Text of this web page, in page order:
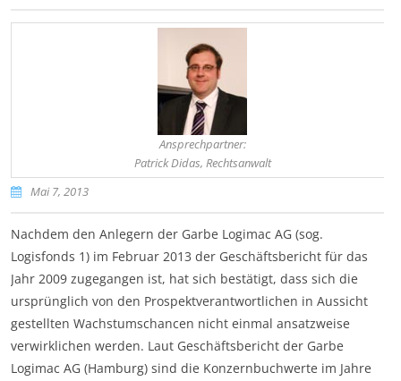
Ansprechpartner:
Patrick Didas, Rechtsanwalt
Mai 7, 2013
Nachdem den Anlegern der Garbe Logimac AG (sog.
Logisfonds 1) im Februar 2013 der Geschäftsbericht für das
Jahr 2009 zugegangen ist, hat sich bestätigt, dass sich die
ursprünglich von den Prospektverantwortlichen in Aussicht
gestellten Wachstumschancen nicht einmal ansatzweise
verwirklichen werden. Laut Geschäftsbericht der Garbe
Logimac AG (Hamburg) sind die Konzernbuchwerte im Jahre